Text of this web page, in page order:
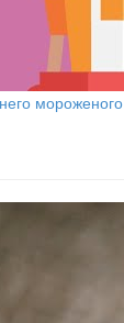
мороженого